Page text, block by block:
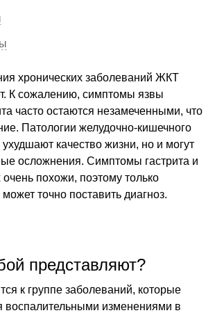
хронических заболеваний ЖКТ
К сожалению, симптомы язвы
часто остаются незамеченными, что
Патологии желудочно-кишечного
ухудшают качество жизни, но и могут
осложнения. Симптомы гастрита и
похожи, поэтому только
может точно поставить диагноз.
представляют?
к группе заболеваний, которые
воспалительными изменениями в